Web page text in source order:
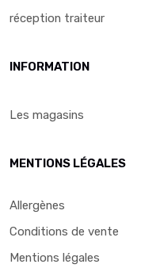
réception traiteur
INFORMATION
Les magasins
MENTIONS LÉGALES
Allergènes
Conditions de vente
Mentions légales